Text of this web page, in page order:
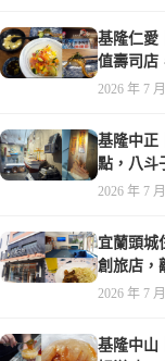
基隆仁愛
值壽司店
2026 年 7
基隆中正
點，八斗
值得走訪
2026 年 7
宜蘭頭城
創旅店，
夜，親子
2026 年 7
基隆中山